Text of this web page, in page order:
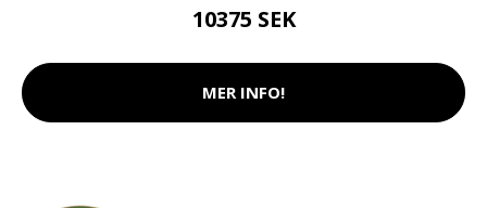
10375 SEK
MER INFO!